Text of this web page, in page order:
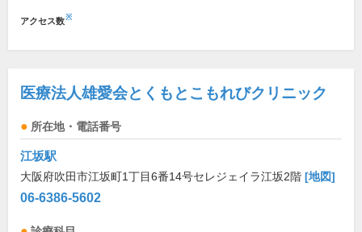
アクセス数※
医療法人雄愛会とくもとこもれびクリニック
所在地・電話番号
江坂駅
大阪府吹田市江坂町1丁目6番14号セレジェイラ江坂2階 [地図]
06-6386-5602